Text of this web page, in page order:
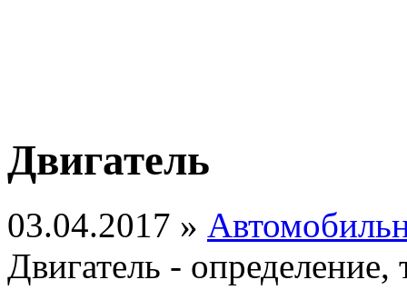
Двигатель
03.04.2017 »
Двигатель - определение,